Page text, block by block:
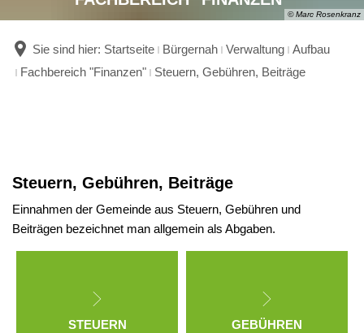
© Marc Rosenkranz
Sie sind hier: Startseite Bürgernah Verwaltung Aufbau
Fachbereich "Finanzen"
Steuern, Gebühren, Beiträge
Gebühren,
Beiträge
Steuern, Gebühren, Beiträge
Einnahmen der Gemeinde aus Steuern, Gebühren und
Beiträgen bezeichnet man allgemein als Abgaben.
STEUERN GEBÜHREN